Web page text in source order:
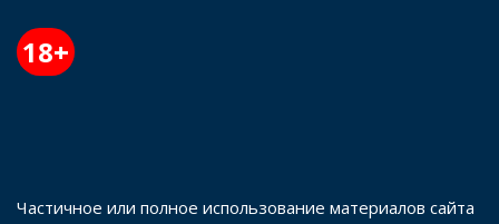
18+
Частичное или полное использование материалов сайта